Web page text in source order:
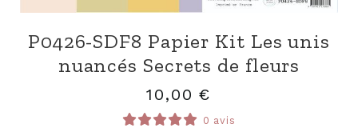
P0426-SDF8 Papier Kit Les unis
nuancés Secrets de fleurs
10,00 €
0 avis